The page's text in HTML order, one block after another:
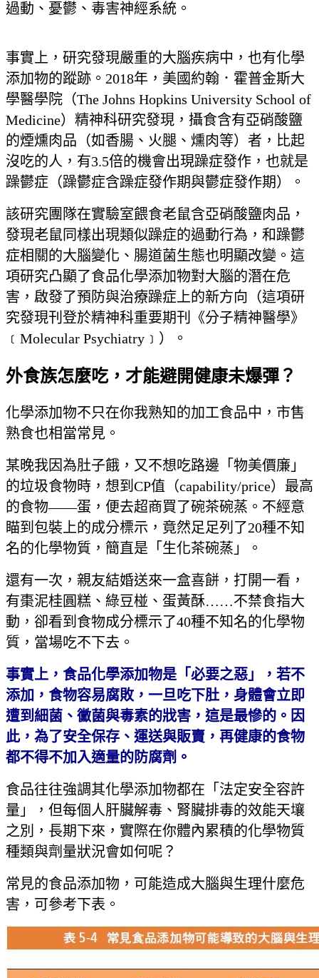
過動、憂鬱、毒害神經系統。
事實上，研究發現嚴重的大腦疾病中，也有化學
添加物的蹤跡。2018年，美國約翰．霍普金斯大
學醫學院（The Johns Hopkins University School of
Medicine）精神科研究發現，攝食含有亞硝酸鹽
的煙燻肉品（如香腸、火腿、燻肉等）者，比起
沒吃的人，有3.5倍的機會出現躁症發作，也就是
躁鬱症（躁鬱症含躁症發作期與鬱症發作期）。
該研究團隊在實驗室餵食老鼠含亞硝酸鹽肉品，
發現老鼠同樣出現類似躁症的過動行為，和躁鬱
症相關的大腦變化、腸道菌生態也明顯改變。這
項研究凸顯了食品化學添加物對大腦的潛在危
害，啟發了預防與治療躁症上的新方向（這項研
究發現刊登於精神科重要期刊《分子精神醫學》
﹝Molecular Psychiatry﹞）。
外食族怎麼吃，才能避開健康未爆彈？
化學添加物不只在你我熟知的加工食品中，市售
熟食也相當常見。
某晚我因為肚子餓，又不想吃路邊「物美價廉」
的垃圾食物時，想到CP值（capability/price）最高
的食物——蛋，便去超商買了碗茶碗蒸。不經意
瞄到包裝上的成分標示，竟然足足列了20種不知
名的化學物質，簡直是「生化茶碗蒸」。
還有一次，親友結婚送來一盒喜餅，打開一看，
有棗泥桂圓糕、綠豆椪、蛋黃酥……不禁食指大
動，卻看到食物成分標示了40種不知名的化學物
質，當場吃不下去。
事實上，食品化學添加物是「必要之惡」，若不
添加，食物容易腐敗，一旦吃下肚，身體會立即
遭到細菌、黴菌與毒素的戕害，這是最慘的。因
此，為了安全保存、運送與販賣，再健康的食物
都不得不加入適量的防腐劑。
食品往往強調其化學添加物都在「法定安全容許
量」，但每個人肝臟解毒、腎臟排毒的效能天壤
之別，長期下來，實際在你體內累積的化學物質
種類與劑量狀況會如何呢？
常見的食品添加物，可能造成大腦與生理什麼危
害，可參考下表。